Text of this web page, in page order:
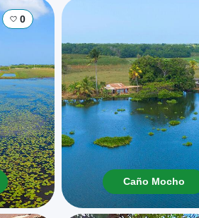
0
Caño Mocho